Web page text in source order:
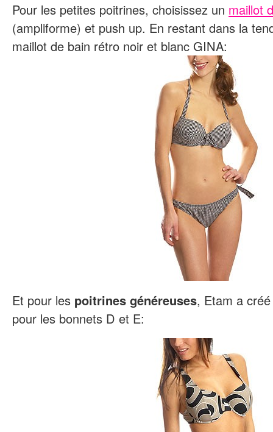
Pour les petites poitrines, choisissez un maillot
(ampliforme) et push up. En restant dans la
maillot de bain rétro noir et blanc GINA:
Et pour les poitrines généreuses, Etam a
pour les bonnets D et E: